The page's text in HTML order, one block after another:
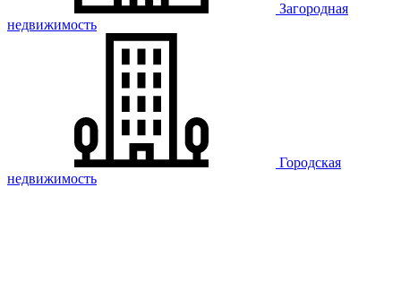
Загородная
недвижимость
Городская
недвижимость